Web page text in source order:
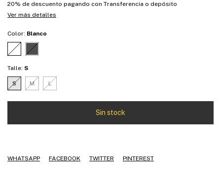
20% de descuento pagando con Transferencia o depósito
Ver más detalles
Color: Blanco
Talle: S
S M L
WHATSAPP FACEBOOK TWITTER PINTEREST